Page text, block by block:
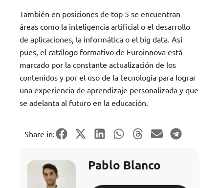
También en posiciones de top 5 se encuentran
áreas como la inteligencia artificial o el desarrollo
de aplicaciones, la informática o el big data. Así
pues, el catálogo formativo de Euroinnova está
marcado por la constante actualización de los
contenidos y por el uso de la tecnología para lograr
una experiencia de aprendizaje personalizada y que
se adelanta al futuro en la educación.
Share in:
Pablo Blanco